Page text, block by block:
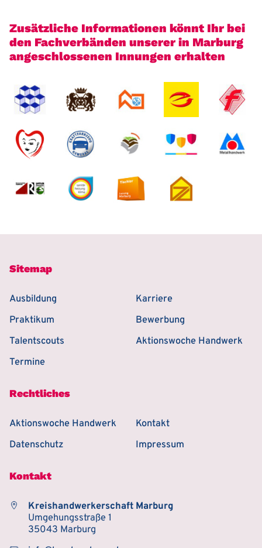
Zusätzliche Informationen könnt Ihr bei
den Fachverbänden unserer in Marburg
angeschlossenen Innungen erhalten
Sitemap
Ausbildung
Karriere
Praktikum
Bewerbung
Talentscouts
Aktionswoche Handwerk
Termine
Rechtliches
Aktionswoche Handwerk
Kontakt
Datenschutz
Impressum
Kontakt
Kreishandwerkerschaft Marburg
Umgehungsstraße 1
35043 Marburg